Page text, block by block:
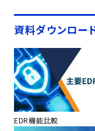
資料ダウンロー
EDR機能比較